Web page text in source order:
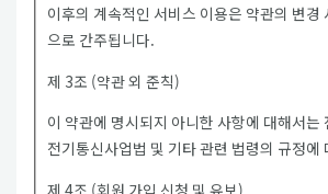
이후의 계속적인 서비스 이용은 약관의 변경
으로 간주됩니다.
제 3조 (약관 외 준칙)
이 약관에 명시되지 아니한 사항에 대해서는
전기통신사업법 및 기타 관련 법령의 규정에
제 4조 (회원 가입 신청 및 유보)